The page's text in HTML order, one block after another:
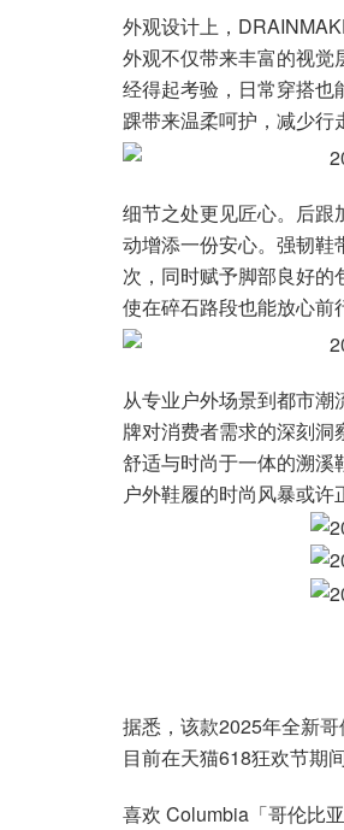
外观设计上，
外观不仅带来丰富的视觉
经得起考验，日常穿搭也
踝带来温柔呵护，减少行
细节之处更见匠心。后跟
动增添一份安心。强韧鞋
次，同时赋予脚部良好
使在碎石路段也能放心前
从专业户外场景到都市
牌对消费者需求的深刻洞
舒适与时尚于一体的溯溪
户外鞋履的时尚风暴或许
据悉，该款2025年全新
目前在天猫618狂欢节期
喜欢 Columbia「哥伦比